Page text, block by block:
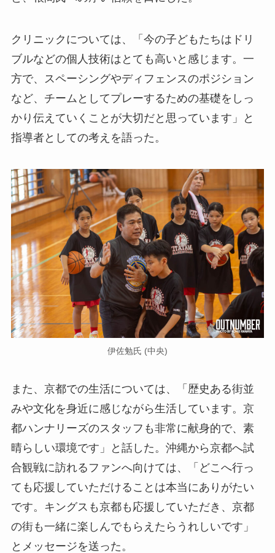
クリニックについては、「今の子どもたちはドリ
ブルなどの個人技術はとても高いと感じます。一
方で、スペーシングやディフェンスのポジション
など、チームとしてプレーするための基礎をしっ
かり伝えていくことが大切だと思っています」と
指導者としての考えを語った。
伊佐勉氏 (中央)
また、京都での生活については、「歴史ある街並
みや文化を身近に感じながら生活しています。京
都ハンナリーズのスタッフも非常に献身的で、素
晴らしい環境です」と話した。沖縄から京都へ試
合観戦に訪れるファンへ向けては、「どこへ行っ
ても応援していただけることは本当にありがたい
です。キングスも京都も応援していただき、京都
の街も一緒に楽しんでもらえたらうれしいです」
とメッセージを送った。